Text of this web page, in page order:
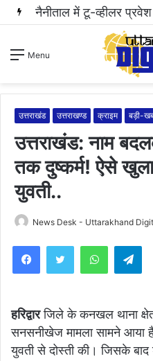
Menu
उत्तराखंड उत्तराखण्ड क्राइम बड़ी-
उत्तराखंड: नाम
तक दुष्कर्म! ऐसे
युवती..
News Desk - Uttarakhand
हरिद्वारजिले के कनखल थाना
सनसनीखेज मामला सामने आया
युवती से दोस्ती की। जिसके